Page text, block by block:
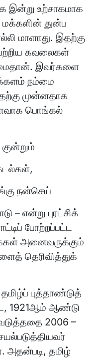
உற்சாகமாக
துன்ப
மாளாது. இதற்கு
கவலைகள்
இவர்களை
நம்மை
முன்னதாக
பொங்கல்
நன்செய்
– என்று புரட்சிக்
போற்றப்பட்ட
அனைவருக்கும்
தெரிவித்துக்
புத்தாண்டுத்
1921ஆம் ஆண்டு
2006 –
தமிழ்